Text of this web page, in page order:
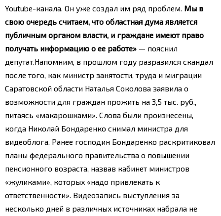
Youtube-канала. Он уже создал им ряд проблем. Мы в
свою очередь считаем, что областная дума является
публичным органом власти, и граждане имеют право
получать информацию о ее работе» — пояснил
депутат.Напомним, в прошлом году разразился скандал
после того, как министр занятости, труда и миграции
Саратовской области Наталья Соколова заявила о
возможности для граждан прожить на 3,5 тыс. руб.,
питаясь «макарошками». Слова были произнесены,
когда Николай Бондаренко снимал министра для
видеоблога. Ранее господин Бондаренко раскритиковал
планы федерального правительства о повышении
пенсионного возраста, назвав кабинет министров
«жуликами», которых «надо привлекать к
ответственности». Видеозапись выступления за
несколько дней в различных источниках набрала не